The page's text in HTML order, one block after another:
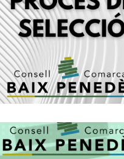
Concurs Oposició
Per La Creació
D'una Borsa De
Treball
D'educadors/es
Socials, Grup A2
Altres
El Consell
Comarcal Del Baix
Penedès Aclareix